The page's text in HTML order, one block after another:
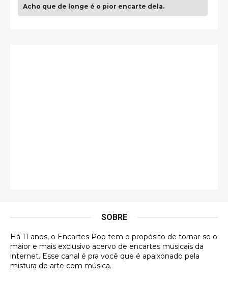
Acho que de longe é o pior encarte dela.
DVD MIDINHO
Francierton
SOBRE
Há 11 anos, o Encartes Pop tem o propósito de tornar-se o
maior e mais exclusivo acervo de encartes musicais da
internet. Esse canal é pra você que é apaixonado pela
mistura de arte com música.